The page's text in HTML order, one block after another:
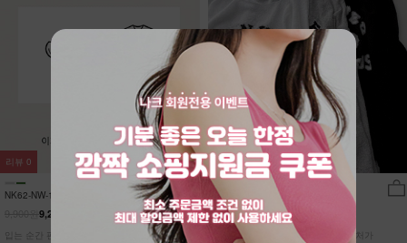
NK62-NW-11/유포니 반팔+반바지 홈웨
9,210원
입는 순간 편안함이 달라지는 캡내장
리뷰 0
DM52-T-26/브랑코 쿨 니트
7%
25,950원
27,900원
[55~110] 고슬고슬~ 소프트한 텍스처가
리뷰9